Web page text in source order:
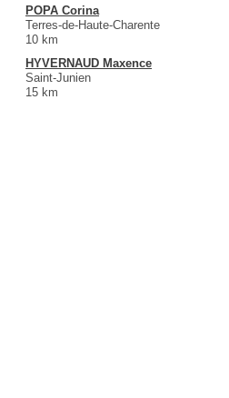
POPA Corina
Terres-de-Haute-Charente
10 km
HYVERNAUD Maxence
Saint-Junien
15 km